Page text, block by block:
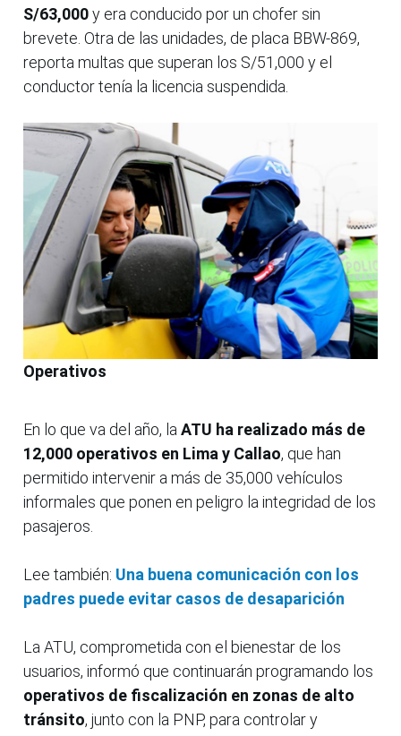
S/63,000y era conducido por un chofer sin
brevete. Otra de las unidades, de placa BBW-869,
reporta multas que superan los S/51,000 y el
conductor tenía la licencia suspendida.
Operativos
En lo que va del año, la ATU ha realizado más de
12,000 operativos en Lima y Callao, que han
permitido intervenir a más de 35,000 vehículos
informales que ponen en peligro la integridad de los
pasajeros.
Lee también: Una buena comunicación con los
padres puede evitar casos de desaparición
La ATU, comprometida con el bienestar de los
usuarios, informó que continuarán programando los
operativos de fiscalización en zonas de alto
tránsito, junto con la PNP, para controlar y